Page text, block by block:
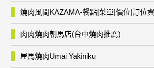
燒肉風間KAZAMA-餐點|菜單|價位|訂位
肉肉燒肉朝馬店(台中燒肉推薦)
屋馬燒肉Umai Yakiniku